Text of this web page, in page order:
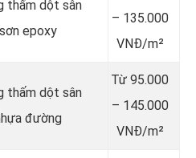
thấm dột sân
epoxy
– 135.000
VNĐ/m²
thấm dột sân
đường
Từ 95.000
– 145.000
VNĐ/m²